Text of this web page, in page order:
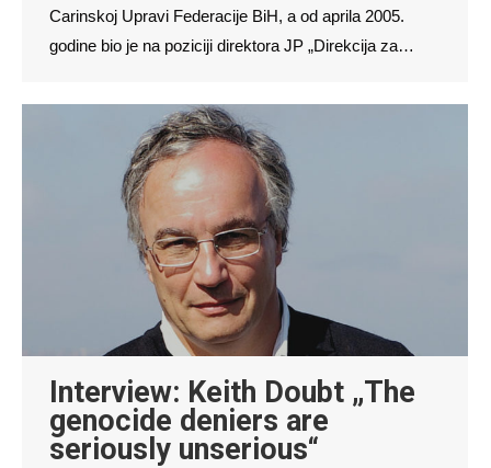
Carinskoj Upravi Federacije BiH, a od aprila 2005.
godine bio je na poziciji direktora JP „Direkcija za…
Interview: Keith Doubt „The
genocide deniers are
seriously unserious“